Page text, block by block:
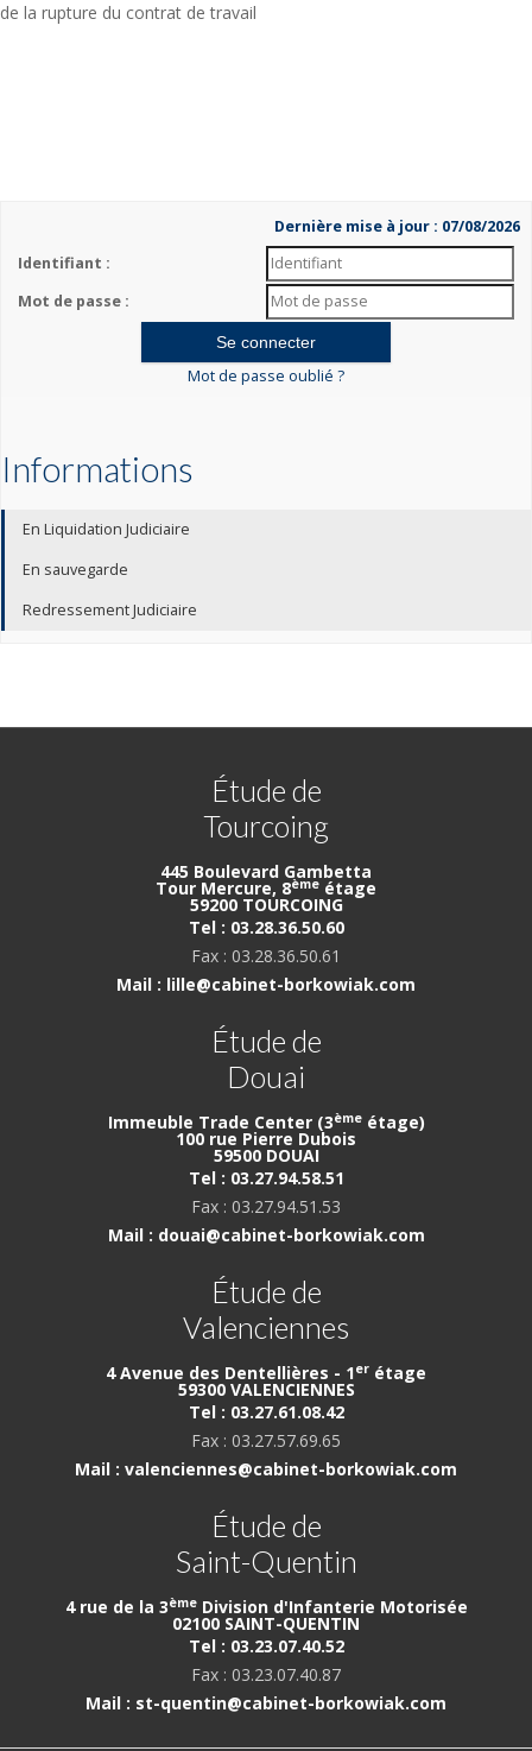
de la rupture du contrat de travail
Dernière mise à jour : 07/08/2026
Identifiant :
Mot de passe :
Mot de passe oublié ?
Informations
En Liquidation Judiciaire
En sauvegarde
Redressement Judiciaire
Étude de
Tourcoing
445 Boulevard Gambetta
Tour Mercure, 8ème étage
59200 TOURCOING
Tel : 03.28.36.50.60
Fax : 03.28.36.50.61
Mail : lille@cabinet-borkowiak.com
Étude de
Douai
Immeuble Trade Center (3èmeétage)
100 rue Pierre Dubois
59500 DOUAI
Tel : 03.27.94.58.51
Fax : 03.27.94.51.53
Mail : douai@cabinet-borkowiak.com
Étude de
Valenciennes
4 Avenue des Dentellières - 1er étage
59300 VALENCIENNES
Tel : 03.27.61.08.42
Fax : 03.27.57.69.65
Mail : valenciennes@cabinet-borkowiak.com
Étude de
Saint-Quentin
4 rue de la 3èmeDivision d'Infanterie Motorisée
02100 SAINT-QUENTIN
Tel : 03.23.07.40.52
Fax : 03.23.07.40.87
Mail : st-quentin@cabinet-borkowiak.com